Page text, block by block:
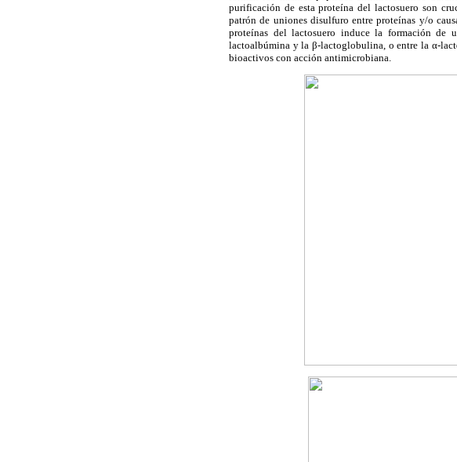
purificación de esta proteína del lactosuero son
patrón de uniones disulfuro entre proteínas y/o
proteínas del lactosuero induce la formación de
lactoalbúmina y la β-lactoglobulina, o entre la α-
bioactivos con acción antimicrobiana.